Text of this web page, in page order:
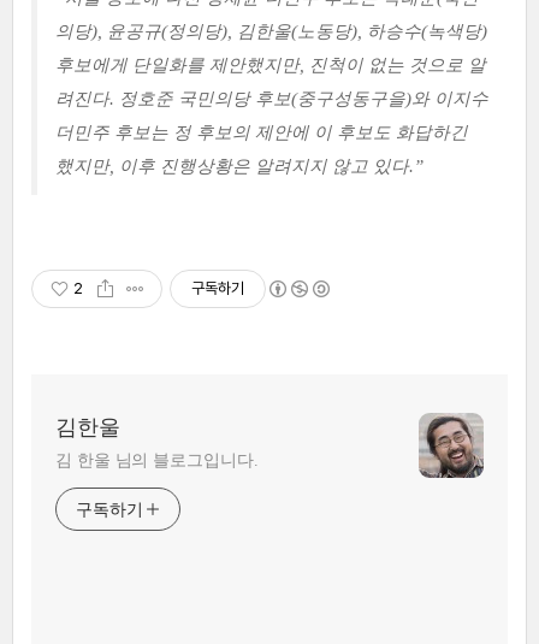
의당), 윤공규(정의당), 김한울(노동당), 하승수(녹색당)
후보에게 단일화를 제안했지만, 진척이 없는 것으로 알
려진다. 정호준 국민의당 후보(중구성동구을)와 이지수
더민주 후보는 정 후보의 제안에 이 후보도 화답하긴
했지만, 이후 진행상황은 알려지지 않고 있다.”
2 구독하기
김한울
김 한울 님의 블로그입니다.
구독하기